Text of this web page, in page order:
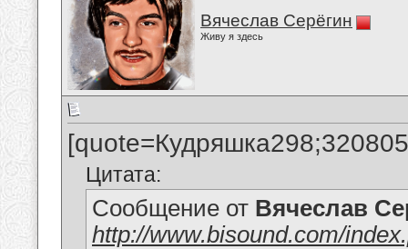
Вячеслав Серёгин
Живу я здесь
Цитата:
Сообщение от Вячеслав
http://www.bisound.com/